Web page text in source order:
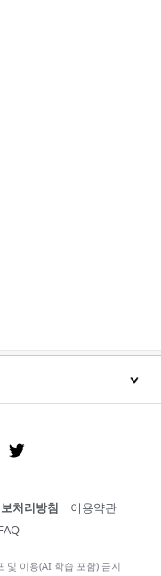
Twitter
처리방침
이용약관
이용(AI 학습 포함) 금지